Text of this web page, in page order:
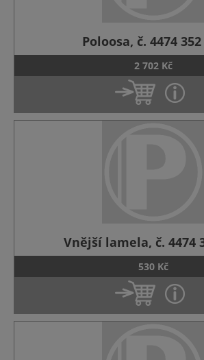
Poloosa, č. 4474 352
2 702 Kč
Vnější lamela, č. 4474
530 Kč